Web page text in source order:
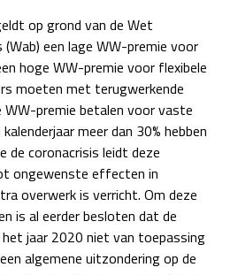
op grond van de Wet
een lage WW-premie voor
hoge WW-premie voor flexibele
moeten met terugwerkende
premie betalen voor vaste
meer dan 30% hebben
de coronacrisis leidt deze
ongewenste effecten in
overwerk is verricht. Om deze
is al eerder besloten dat de
het jaar 2020 niet van toepassing
algemene uitzondering op de